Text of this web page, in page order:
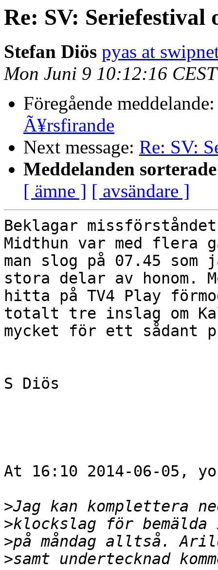
Re: SV: Seriefestival
Stefan Diös pyas at
Mon Juni 9 10:12:16
Föregående
Ã¥rsfirande
Next message: Re: SV:
Meddelanden
[ ämne ] [ avsändare ]
Beklagar
Midthun var med flera
man slog på 07.45 som
stora delar av
hitta på TV4 Play
totalt tre inslag om
mycket för ett sådant
S Diös
At 16:10 2014-06-05,
>
>
>
>